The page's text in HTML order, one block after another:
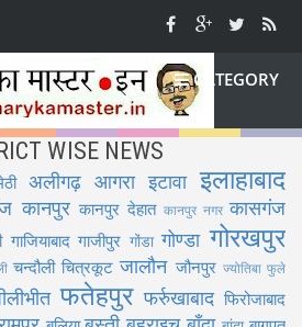
CATEGORY
WISE NEWS
अलीगढ़ आगरा इटावा इलाहाबाद
कानपुर कानपुर देहात कानपुर नगर कासगंज
गाजियाबाद गाजीपुर गोंडा गोण्डा गोरखपुर
चन्दौली चित्रकूट जालौन जौनपुर ज्योतिबा फुले
फतेहपुर फर्रुखाबाद फिरोजाबाद